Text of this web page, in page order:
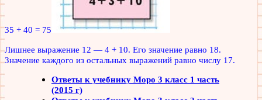
35 + 40 = 75
Лишнее выражение 12 — 4 + 10. Его значение равно 18.
Значение каждого из остальных выражений равно числу 17.
Ответы к учебнику Моро 3 класс 1 часть
(2015 г)